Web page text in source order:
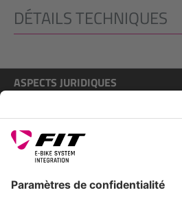
DÉTAILS TECHNIQUES
ASPECTS JURIDIQUES